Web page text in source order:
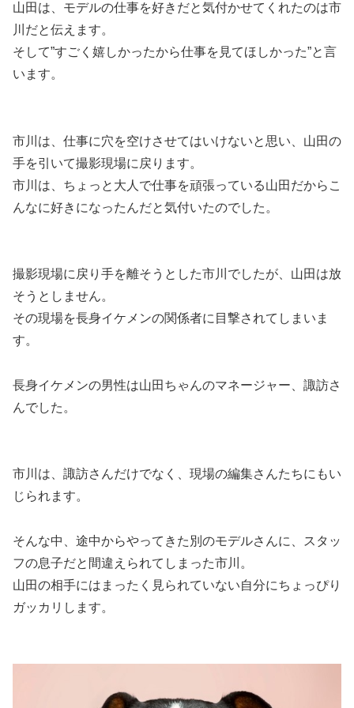
山田は、モデルの仕事を好きだと気付かせてくれたのは市
川だと伝えます。
そして”すごく嬉しかったから仕事を見てほしかった”と言
います。
市川は、仕事に穴を空けさせてはいけないと思い、山田の
手を引いて撮影現場に戻ります。
市川は、ちょっと大人で仕事を頑張っている山田だからこ
んなに好きになったんだと気付いたのでした。
撮影現場に戻り手を離そうとした市川でしたが、山田は放
そうとしません。
その現場を長身イケメンの関係者に目撃されてしまいま
す。
長身イケメンの男性は山田ちゃんのマネージャー、諏訪さ
んでした。
市川は、諏訪さんだけでなく、現場の編集さんたちにもい
じられます。
そんな中、 途中からやってきた別のモデルさんに、スタッ
フの息子だと間違えられてしまった市川。
山田の相手にはまったく見られていない自分にちょっぴり
ガッカリします。